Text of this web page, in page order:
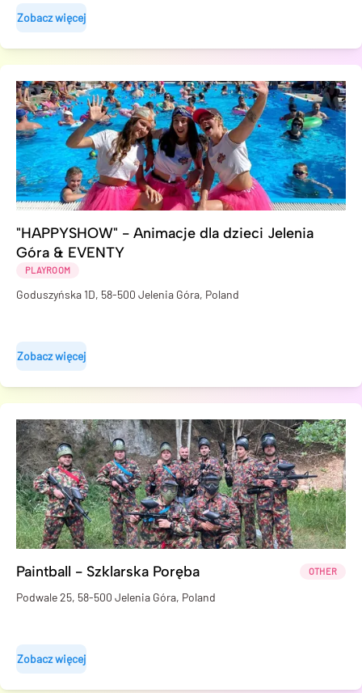
Zobacz więcej
"HAPPYSHOW" - Animacje dla dzieci Jelenia
Góra & EVENTY
PLAYROOM
Goduszyńska 1D, 58-500 Jelenia Góra, Poland
Zobacz więcej
Paintball - Szklarska Poręba OTHER
Podwale 25, 58-500 Jelenia Góra, Poland
Zobacz więcej